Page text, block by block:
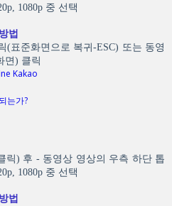
1080p 중 선택
법
(표준화면으로 복귀-ESC) 또는 동영
면) 클릭
Kakao
는가?
릭) 후 - 동영상 영상의 우측 하단 톱
1080p 중 선택
법